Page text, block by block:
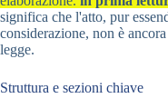
significa che l'atto, pur
considerazione, non è
legge.
Struttura e sezioni chiave